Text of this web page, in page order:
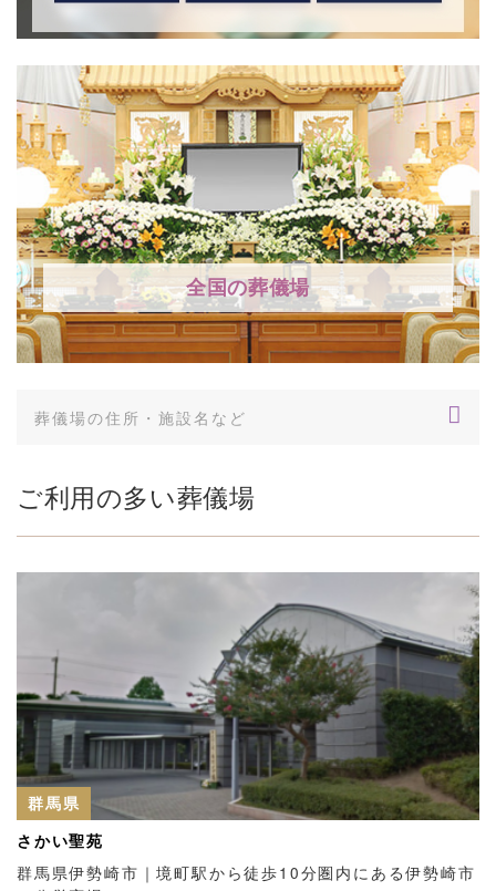
全国の葬儀場
ご利用の多い葬儀場
群馬県
さかい聖苑
群馬県伊勢崎市｜境町駅から徒歩10分圏内にある伊勢崎市